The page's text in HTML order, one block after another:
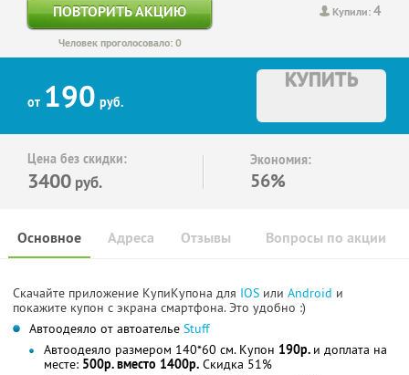
Купили:4
ПОВТОРИТЬ АКЦИЮ
Человек проголосовало: 0
от 190 руб.
КУПИТЬ
Цена без скидки:
3400 руб.
Экономия:
56%
Основное Отзывы Вопросы по акции
Адреса
Скачайте приложение КупиКупона для IOS или Android и
покажите купон с экрана смартфона. Это удобно :)
Автоодеяло от автоателье Stuff
Автоодеяло размером 140*60 см. Купон 190р. и доплата на
месте: 500р. вместо 1400р. Скидка 51%